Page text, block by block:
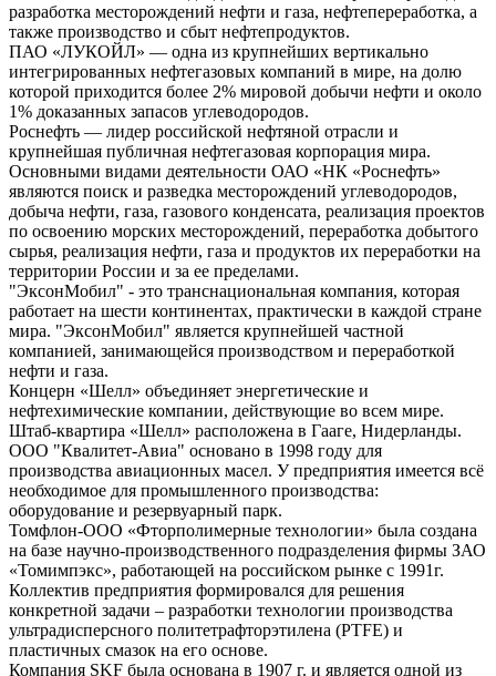
разработка месторождений нефти и газа, нефтепереработка, а
также производство и сбыт нефтепродуктов.
ПАО «ЛУКОЙЛ» — одна из крупнейших вертикально
интегрированных нефтегазовых компаний в мире, на долю
которой приходится более 2% мировой добычи нефти и около
1% доказанных запасов углеводородов.
Роснефть — лидер российской нефтяной отрасли и
крупнейшая публичная нефтегазовая корпорация мира.
Основными видами деятельности ОАО «НК «Роснефть»
являются поиск и разведка месторождений углеводородов,
добыча нефти, газа, газового конденсата, реализация проектов
по освоению морских месторождений, переработка добытого
сырья, реализация нефти, газа и продуктов их переработки на
территории России и за ее пределами.
"ЭксонМобил" - это транснациональная компания, которая
работает на шести континентах, практически в каждой стране
мира. "ЭксонМобил" является крупнейшей частной
компанией, занимающейся производством и переработкой
нефти и газа.
Концерн «Шелл» объединяет энергетические и
нефтехимические компании, действующие во всем мире.
Штаб-квартира «Шелл» расположена в Гааге, Нидерланды.
ООО "Квалитет-Авиа" основано в 1998 году для
производства авиационных масел. У предприятия имеется всё
необходимое для промышленного производства:
оборудование и резервуарный парк.
Томфлон-ООО «Фторполимерные технологии» была создана
на базе научно-производственного подразделения фирмы ЗАО
«Томимпэкс», работающей на российском рынке с 1991г.
Коллектив предприятия формировался для решения
конкретной задачи – разработки технологии производства
ультрадисперсного политетрафторэтилена (PTFE) и
пластичных смазок на его основе.
Компания SKF была основана в 1907 г. и является одной из